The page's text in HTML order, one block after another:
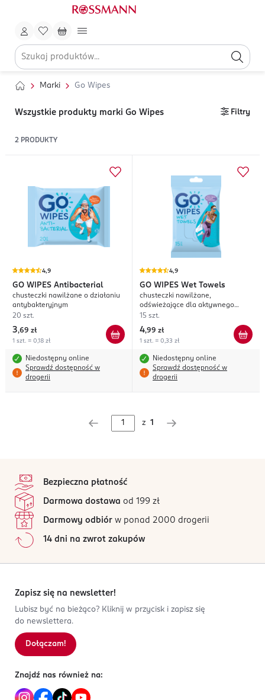
Marki Go Wipes
Wszystkie produkty marki Go Wipes Filtry
2 PRODUKTY
4,9
GO WIPES Antibacterial
chusteczki nawilżane o działaniu
antybakteryjnym
20 szt.
3,69 zł
1 szt. = 0,18 zł
Niedostępny online
Sprawdź dostępność w
drogerii
4,9
GO WIPES Wet Towels
chusteczki nawilżane,
odświeżające dla aktywnego
trybu życia
15 szt.
4,99 zł
1 szt. = 0,33 zł
Niedostępny online
Sprawdź dostępność w
drogerii
z 1
Bezpieczna płatność
Darmowa dostawa od 199 zł
Darmowy odbiór w ponad 2000 drogerii
14 dni na zwrot zakupów
Zapisz się na newsletter!
Lubisz być na bieżąco? Kliknij w przycisk i zapisz się
do newslettera.
Dołączam!
Znajdź nas również na: